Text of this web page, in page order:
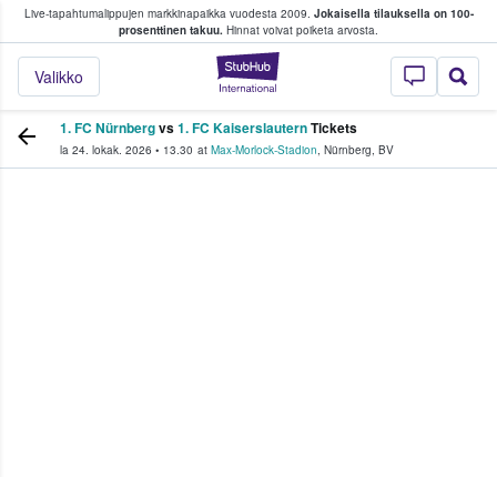
Live-tapahtumalippujen markkinapaikka vuodesta 2009. Jokaisella tilauksella on 100-
prosenttinen takuu. Hinnat voivat poiketa arvosta.
StubHub -
Valikko
fanit ostavat ja myyvät lippuja
1. FC Nürnbergvs1. FC KaiserslauternTickets
la 24. lokak. 2026 • 13.30 at Max-Morlock-Stadion, Nürnberg, BV